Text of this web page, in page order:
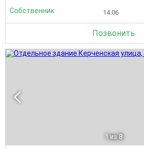
Собственник 14.06
Позвонить
1 из 8